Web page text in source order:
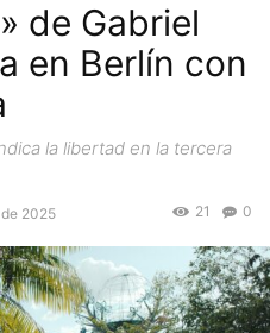
de Gabriel
en Berlín con
la libertad en la tercera
2025 0
21